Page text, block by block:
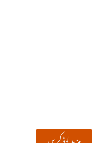
مزید لوڈ کریں